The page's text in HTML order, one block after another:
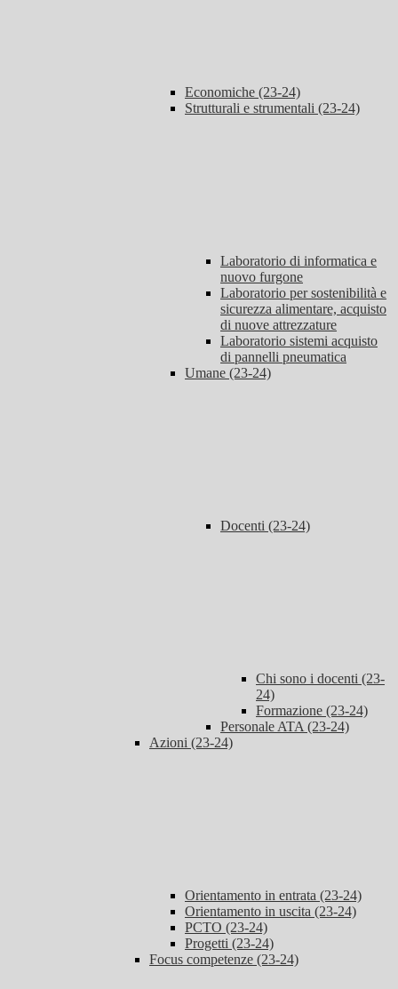
Economiche (23-24)
Strutturali e strumentali (23-24)
Laboratorio di informatica e
nuovo furgone
Laboratorio per sostenibilità e
sicurezza alimentare, acquisto
di nuove attrezzature
Laboratorio sistemi acquisto
di pannelli pneumatica
Umane (23-24)
Docenti (23-24)
Chi sono i docenti (23-
24)
Formazione (23-24)
Personale ATA (23-24)
Azioni (23-24)
Orientamento in entrata (23-24)
Orientamento in uscita (23-24)
PCTO (23-24)
Progetti (23-24)
Focus competenze (23-24)